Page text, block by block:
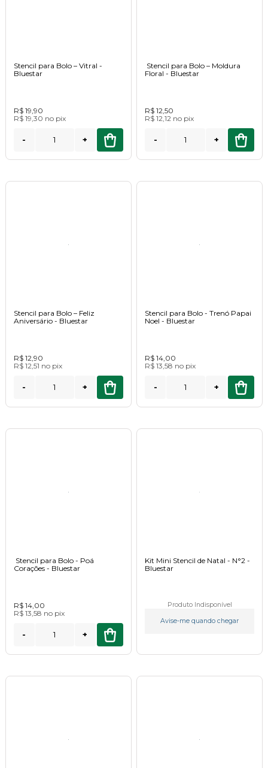
Stencil para Bolo – Vitral -
Bluestar
R$ 19,90
R$ 19,30 no pix
- +
Stencil para Bolo – Moldura
Floral - Bluestar
R$ 12,50
R$ 12,12 no pix
- +
Stencil para Bolo – Feliz
Aniversário - Bluestar
R$ 12,90
R$ 12,51 no pix
- +
Stencil para Bolo - Trenó Papai
Noel - Bluestar
R$ 14,00
R$ 13,58 no pix
- +
Stencil para Bolo - Poá
Corações - Bluestar
R$ 14,00
R$ 13,58 no pix
- +
Kit Mini Stencil de Natal - N°2 -
Bluestar
Produto Indisponível
Avise-me quando chegar